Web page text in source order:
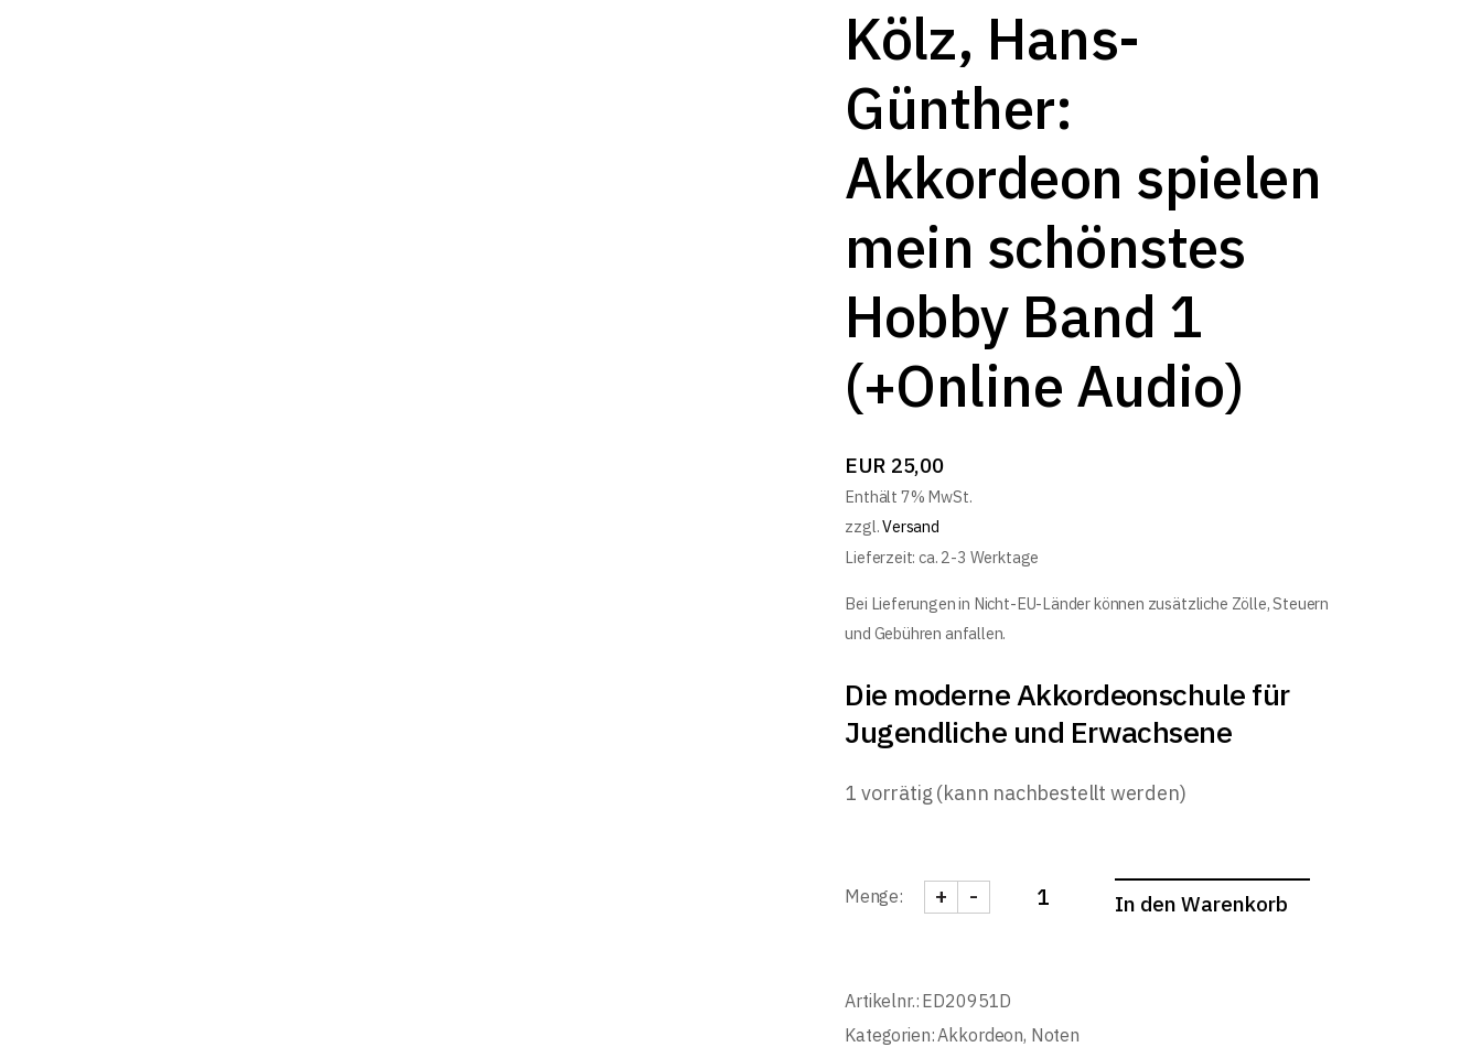
Kölz, Hans-
Günther:
Akkordeon spielen
mein schönstes
Hobby Band 1
(+Online Audio)
EUR 25,00
Enthält 7% MwSt.
zzgl.Versand
Lieferzeit: ca. 2-3 Werktage
Bei Lieferungen in Nicht-EU-Länder können zusätzliche Zölle, Steuern
und Gebühren anfallen.
Die moderne Akkordeonschule für
Jugendliche und Erwachsene
1 vorrätig (kann nachbestellt werden)
Menge: Kölz, Hans-Günther: Akkordeon spielen mein schönstes
-
+ In den Warenkorb
Artikelnr.: ED20951D
Kategorien:Akkordeon, Noten